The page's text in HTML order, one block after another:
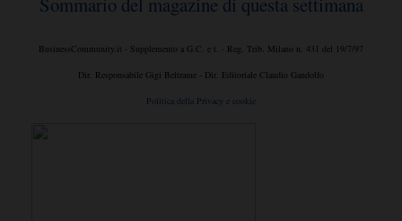
BusinessCommunity.it - Supplemento a G.C. e t. - Reg. Trib. Milano n. 431 del 19/7/97
Dir. Responsabile Gigi Beltrame - Dir. Editoriale Claudio Gandolfo
Politica della Privacy e cookie